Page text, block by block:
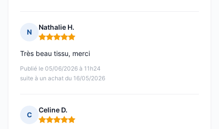
N
Nathalie H.
Note : 5 sur 5
Publié le 05/06/2026 à 11h24
suite à un achat du 16/05/2026
Très beau tissu, merci
C
Celine D.
Note : 5 sur 5